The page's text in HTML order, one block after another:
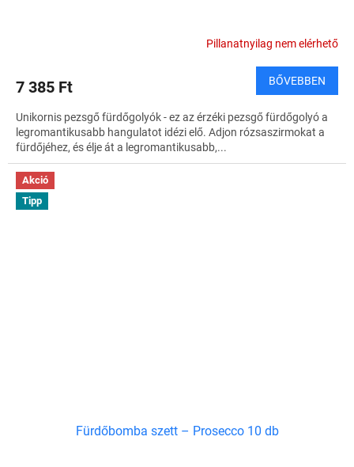
Pillanatnyilag nem elérhető
7 385 Ft BŐVEBBEN
Unikornis pezsgő fürdőgolyók - ez az érzéki pezsgő fürdőgolyó a
legromantikusabb hangulatot idézi elő. Adjon rózsaszirmokat a
fürdőjéhez, és élje át a legromantikusabb,...
Akció
Tipp
Fürdőbomba szett – Prosecco 10 db